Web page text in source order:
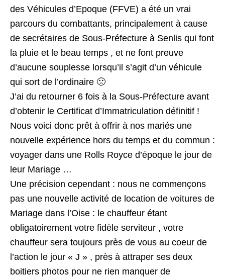
des Véhicules d’Epoque (FFVE) a été un vrai
parcours du combattants, principalement à cause
de secrétaires de Sous-Préfecture à Senlis qui font
la pluie et le beau temps , et ne font preuve
d’aucune souplesse lorsqu’il s’agit d’un véhicule
qui sort de l’ordinaire 🙁
J’ai du retourner 6 fois à la Sous-Préfecture avant
d’obtenir le Certificat d’Immatriculation définitif !
Nous voici donc prêt à offrir à nos mariés une
nouvelle expérience hors du temps et du commun :
voyager dans une Rolls Royce d’époque le jour de
leur Mariage …
Une précision cependant : nous ne commençons
pas une nouvelle activité de location de voitures de
Mariage dans l’Oise : le chauffeur étant
obligatoirement votre fidèle serviteur , votre
chauffeur sera toujours près de vous au coeur de
l’action le jour « J » , près à attraper ses deux
boitiers photos pour ne rien manquer de